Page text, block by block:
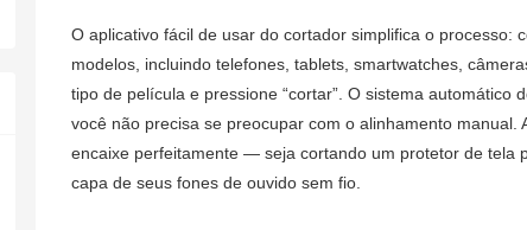
O aplicativo fácil de usar do cortador simplifica o processo:
modelos, incluindo telefones, tablets, smartwatches,
tipo de película e pressione “cortar”. O sistema
você não precisa se preocupar com o alinhamento
encaixe perfeitamente — seja cortando um protetor de tela
capa de seus fones de ouvido sem fio.